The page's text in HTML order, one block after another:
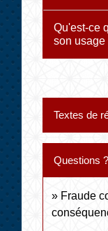
Qu'est-ce
son usage
Textes de
Questions
Fraude